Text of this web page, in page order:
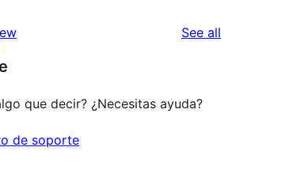
See all
que decir? ¿Necesitas ayuda?
de soporte